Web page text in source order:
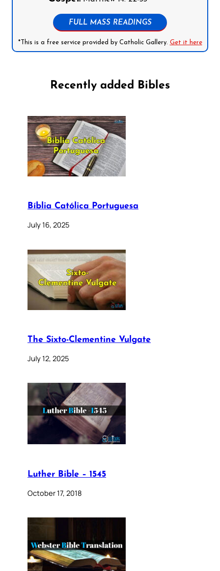
FULL MASS READINGS
*This is a free service provided by Catholic Gallery. Get it here
Recently added Bibles
Bíblia Católica Portuguesa
July 16, 2025
The Sixto-Clementine Vulgate
July 12, 2025
Luther Bible – 1545
October 17, 2018